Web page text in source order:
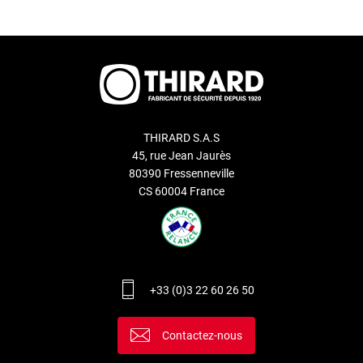
THIRARD S.A.S
45, rue Jean Jaurès
80390 Fressenneville
CS 60004 France
+33 (0)3 22 60 26 50
Contactez-nous